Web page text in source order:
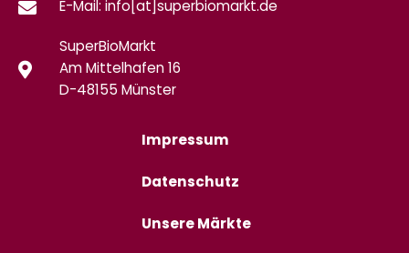
E-Mail: info[at]superbiomarkt.de
SuperBioMarkt
Am Mittelhafen 16
D-48155 Münster
Impressum
Datenschutz
Unsere Märkte